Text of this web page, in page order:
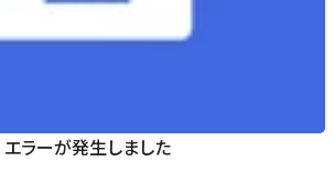
エラーが発生しました